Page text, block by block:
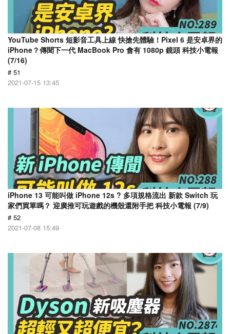
YouTube Shorts 短影音工具上線 快搶先體驗！Pixel 6 是安卓界的
iPhone？傳聞下一代 MacBook Pro 會有 1080p 鏡頭 科技小電報
(7/16)
# 51
2021-07-15 13:45
iPhone 13 可能叫做 iPhone 12s ? 多項規格流出 新款 Switch 玩
家們買單嗎？ 迎廣推可玩遊戲的機殼還附手把 科技小電報 (7/9)
# 52
2021-07-08 15:49